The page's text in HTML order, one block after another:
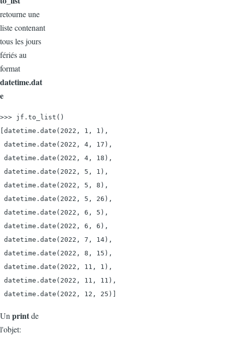
retourne une
liste contenant
tous les jours
fériés au
format
datetime.dat
e
>>> jf.to_list()
[datetime.date(2022, 1, 1),
datetime.date(2022, 4, 17),
datetime.date(2022, 4, 18),
datetime.date(2022, 5, 1),
datetime.date(2022, 5, 8),
datetime.date(2022, 5, 26),
datetime.date(2022, 6, 5),
datetime.date(2022, 6, 6),
datetime.date(2022, 7, 14),
datetime.date(2022, 8, 15),
datetime.date(2022, 11, 1),
datetime.date(2022, 11, 11),
Un printde
l'objet: